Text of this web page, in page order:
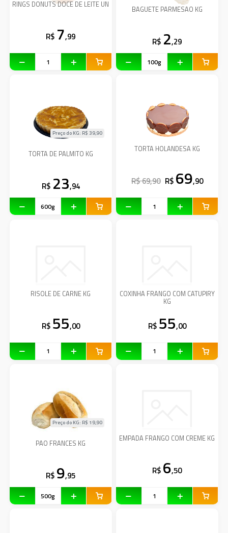
RINGS DONUTS DOCE DE LEITE UN
R$ 7,99
BAGUETE PARMESAO KG
R$ 2,29
TORTA DE PALMITO KG
Preço do KG: R$ 39,90
R$ 23,94
TORTA HOLANDESA KG
R$ 69,90 R$ 69,90
RISOLE DE CARNE KG
R$ 55,00
COXINHA FRANGO COM CATUPIRY
KG
R$ 55,00
PAO FRANCES KG
Preço do KG: R$ 19,90
R$ 9,95
EMPADA FRANGO COM CREME KG
R$ 6,50